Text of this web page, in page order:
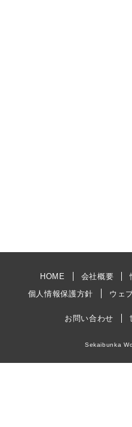
HOME 会社概要
個人情報保護方針
ウェ
お問い合わせ
Sekaibunka